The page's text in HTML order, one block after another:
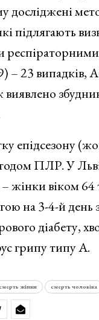
підлягають
23 випадків,
епідсезону
ПЛР. У
віком 64
на 3-4-й день
діабету,
грипу типу А.
жінки смерть чоловіка